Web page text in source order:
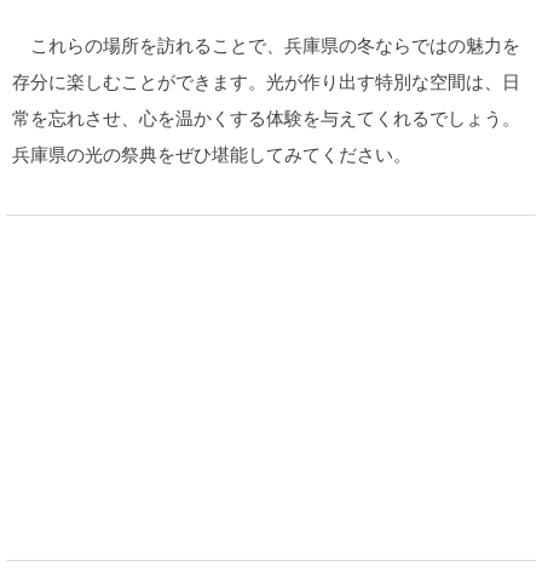
これらの場所を訪れることで、兵庫県の冬ならではの魅力を
存分に楽しむことができます。光が作り出す特別な空間は、日
常を忘れさせ、心を温かくする体験を与えてくれるでしょう。
兵庫県の光の祭典をぜひ堪能してみてください。